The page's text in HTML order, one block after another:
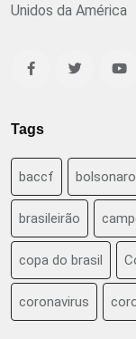
Unidos da América
Tags
baccf bolsonaro
brasileirão
copa do brasil
coronavirus